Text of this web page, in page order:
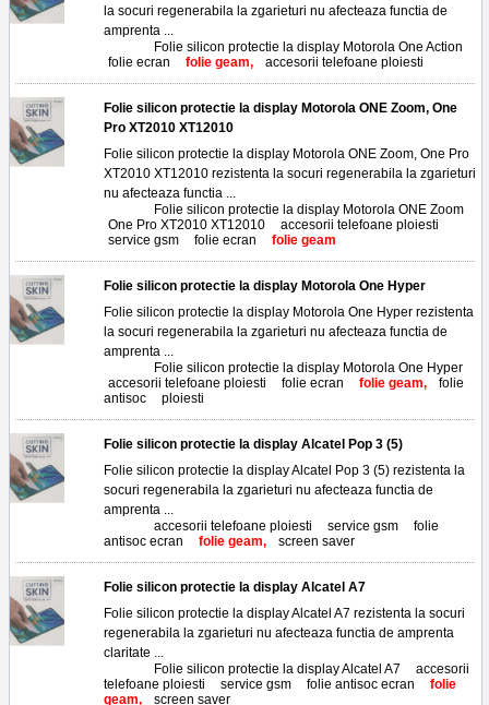
la socuri regenerabila la zgarieturi nu afecteaza functia de
amprenta ...
Folie silicon protectie la display Motorola One Action
folie ecran
folie geam, accesorii telefoane ploiesti
Folie silicon protectie la display Motorola ONE Zoom, One
Pro XT2010 XT12010
Folie silicon protectie la display Motorola ONE Zoom, One Pro
XT2010 XT12010 rezistenta la socuri regenerabila la zgarieturi
nu afecteaza functia ...
Folie silicon protectie la display Motorola ONE Zoom
One Pro XT2010 XT12010
accesorii telefoane ploiesti
service gsm
folie ecran folie geam
Folie silicon protectie la display Motorola One Hyper
Folie silicon protectie la display Motorola One Hyper rezistenta
la socuri regenerabila la zgarieturi nu afecteaza functia de
amprenta ...
Folie silicon protectie la display Motorola One Hyper,
accesorii telefoane ploiesti
folie ecran folie geam,
folie
antisoc
ploiesti
Folie silicon protectie la display Alcatel Pop 3 (5)
Folie silicon protectie la display Alcatel Pop 3 (5) rezistenta la
socuri regenerabila la zgarieturi nu afecteaza functia de
amprenta ...
accesorii telefoane ploiesti service gsm
folie
antisoc ecran
folie geam, screen saver
Folie silicon protectie la display Alcatel A7
Folie silicon protectie la display Alcatel A7 rezistenta la socuri
regenerabila la zgarieturi nu afecteaza functia de amprenta
claritate ...
Folie silicon protectie la display Alcatel A7
accesorii
telefoane ploiesti
service gsm folie antisoc ecran
folie
geam,
screen saver